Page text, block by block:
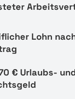
Lohn nach
€ Urlaubs-